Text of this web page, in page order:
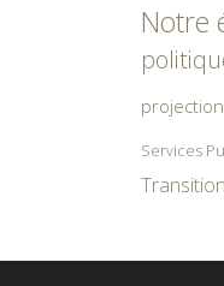
Notre
Services